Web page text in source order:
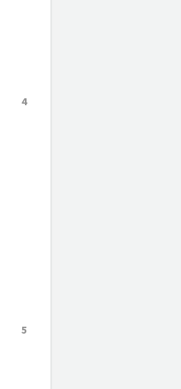
4
5